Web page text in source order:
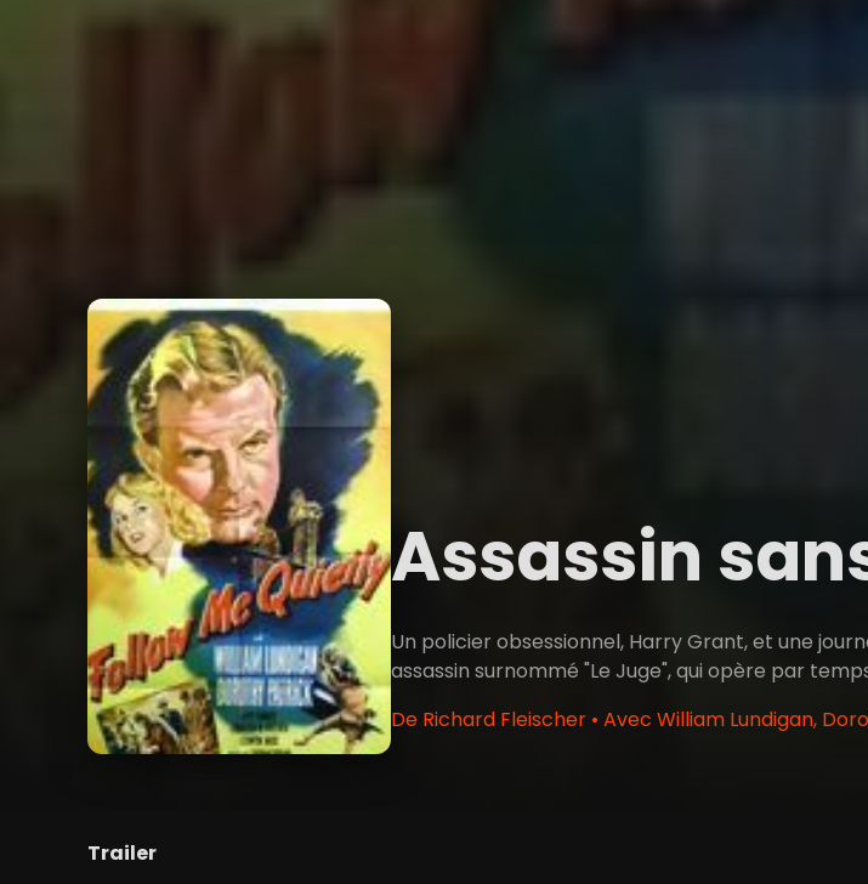
Assassin
Un policier obsessionnel, Harry Grant, et une
assassin surnommé "Le Juge", qui opère par
De Richard Fleischer • Avec William Lundigan,
Trailer